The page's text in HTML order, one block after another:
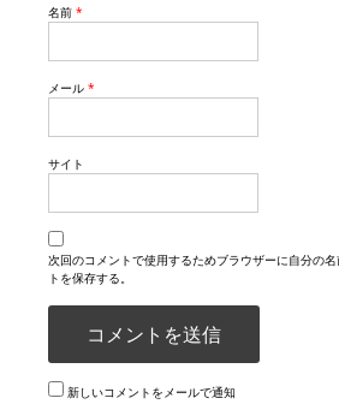
名前 *
メール *
サイト
次回のコメントで使用するためブラウザーに自分の
トを保存する。
新しいコメントをメールで通知